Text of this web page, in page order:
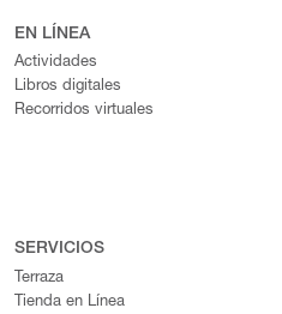
EN LÍNEA
Actividades
Libros digitales
Recorridos virtuales
SERVICIOS
Terraza
Tienda en Línea